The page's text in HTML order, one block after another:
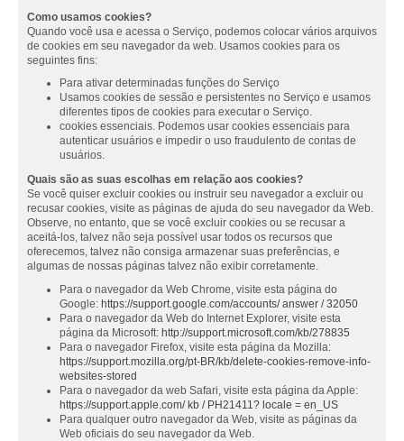
Como usamos cookies?
Quando você usa e acessa o Serviço, podemos colocar vários arquivos
de cookies em seu navegador da web. Usamos cookies para os
seguintes fins:
Para ativar determinadas funções do Serviço
Usamos cookies de sessão e persistentes no Serviço e usamos
diferentes tipos de cookies para executar o Serviço.
cookies essenciais. Podemos usar cookies essenciais para
autenticar usuários e impedir o uso fraudulento de contas de
usuários.
Quais são as suas escolhas em relação aos cookies?
Se você quiser excluir cookies ou instruir seu navegador a excluir ou
recusar cookies, visite as páginas de ajuda do seu navegador da Web.
Observe, no entanto, que se você excluir cookies ou se recusar a
aceitá-los, talvez não seja possível usar todos os recursos que
oferecemos, talvez não consiga armazenar suas preferências, e
algumas de nossas páginas talvez não exibir corretamente.
Para o navegador da Web Chrome, visite esta página do
Google: https://support.google.com/accounts/ answer / 32050
Para o navegador da Web do Internet Explorer, visite esta
página da Microsoft: http://support.microsoft.com/kb/278835
Para o navegador Firefox, visite esta página da Mozilla:
https://support.mozilla.org/pt-BR/kb/delete-cookies-remove-info-
websites-stored
Para o navegador da web Safari, visite esta página da Apple:
https://support.apple.com/ kb / PH21411? locale = en_US
Para qualquer outro navegador da Web, visite as páginas da
Web oficiais do seu navegador da Web.